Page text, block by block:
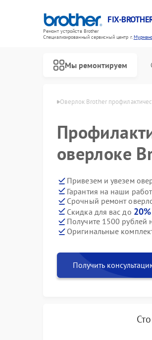
FIX-
Ремонт устройств Brother
Специализированный cервисный центр г.
Мы ремонтируем
в Мурманске Оверлок Brother
оверлоке
Привезем и увезем
Гарантия на наши
Срочный ремонт
Скидка для вас до 20%
Получите 1500 рублей
Оригинальные
Получить